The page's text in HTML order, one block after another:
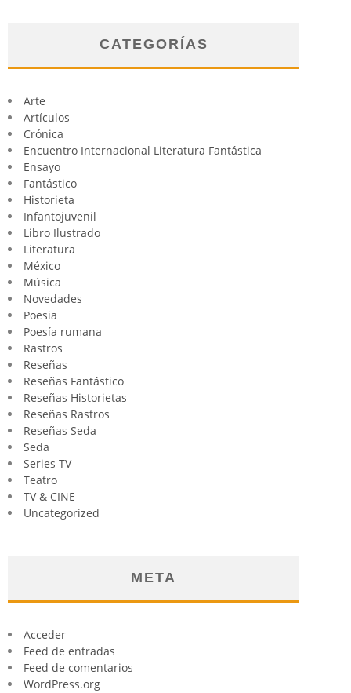
CATEGORÍAS
Arte
Artículos
Crónica
Encuentro Internacional Literatura Fantástica
Ensayo
Fantástico
Historieta
Infantojuvenil
Libro Ilustrado
Literatura
México
Música
Novedades
Poesia
Poesía rumana
Rastros
Reseñas
Reseñas Fantástico
Reseñas Historietas
Reseñas Rastros
Reseñas Seda
Seda
Series TV
Teatro
TV & CINE
Uncategorized
META
Acceder
Feed de entradas
Feed de comentarios
WordPress.org